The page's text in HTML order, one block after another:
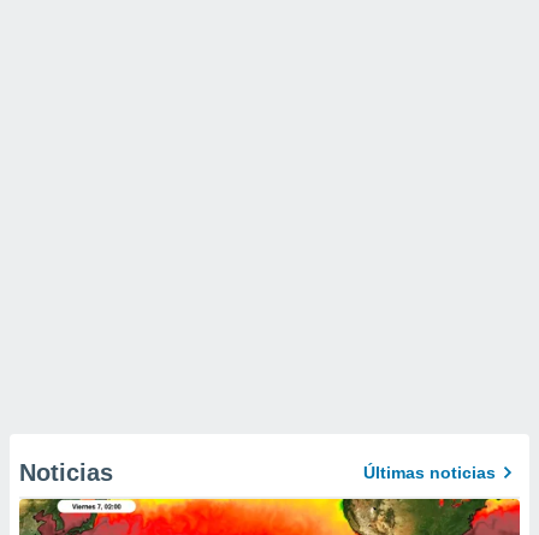
Noticias Últimas noticias